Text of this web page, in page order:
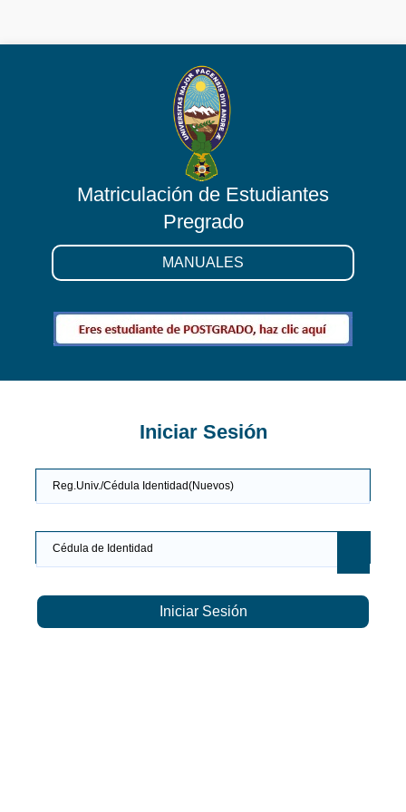
Matriculación de Estudiantes
Pregrado
MANUALES
Iniciar Sesión
Reg.Univ./Cédula Identidad(Nuevos)
Cédula de Identidad
Iniciar Sesión